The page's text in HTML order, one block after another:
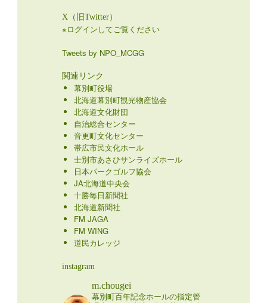
X（旧Twitter）
※ログインしてご覧ください
Tweets by NPO_MCGG
関連リンク
幕別町役場
北海道幕別町観光物産協会
北海道文化財団
自治総合センター
音更町文化センター
帯広市民文化ホール
士別市あさひサンライズホール
日本パークゴルフ協会
JA北海道中央会
十勝毎日新聞社
北海道新聞社
FM JAGA
FM WING
道民カレッジ
instagram
m.chougei
幕別町百年記念ホールの指定管